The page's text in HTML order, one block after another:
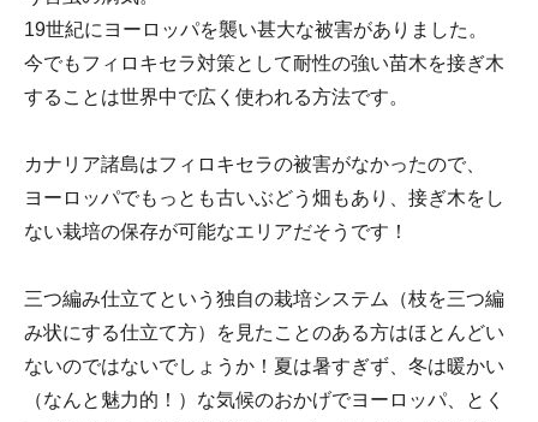
19世紀にヨーロッパを襲い甚大な被害がありました。
今でもフィロキセラ対策として耐性の強い苗木を接ぎ木
することは世界中で広く使われる方法です。
カナリア諸島はフィロキセラの被害がなかったので、
ヨーロッパでもっとも古いぶどう畑もあり、接ぎ木をし
ない栽培の保存が可能なエリアだそうです！
三つ編み仕立てという独自の栽培システム（枝を三つ編
み状にする仕立て方）を見たことのある方はほとんどい
ないのではないでしょうか！夏は暑すぎず、冬は暖かい
（なんと魅力的！）な気候のおかげでヨーロッパ、とく